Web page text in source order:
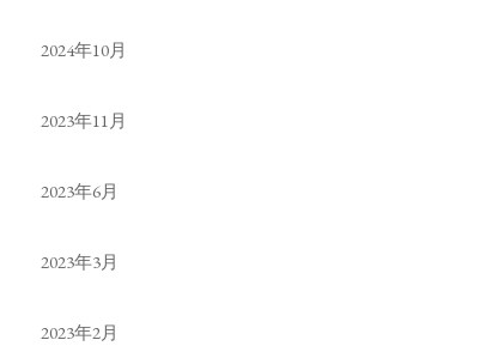
2024年10月
2023年11月
2023年6月
2023年3月
2023年2月